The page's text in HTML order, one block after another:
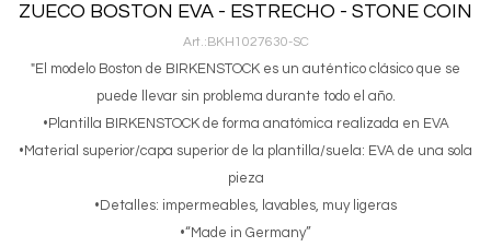
ZUECO BOSTON EVA - ESTRECHO - STONE COIN
BKH1027630-SC
"El modelo Boston de BIRKENSTOCK es un auténtico clásico que se
puede llevar sin problema durante todo el año.
•Plantilla BIRKENSTOCK de forma anatómica realizada en EVA
•Material superior/capa superior de la plantilla/suela: EVA de una sola
pieza
•Detalles: impermeables, lavables, muy ligeras
•“Made in Germany”